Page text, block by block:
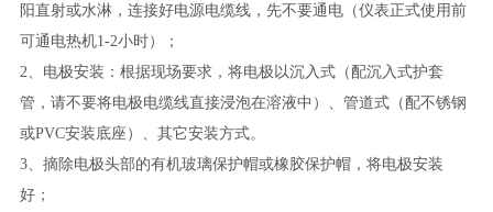
阳直射或水淋，连接好电源电缆线，先不要通电（仪表正式使用前
可通电热机1-2小时）；
2、电极安装：根据现场要求，将电极以沉入式（配沉入式护套
管，请不要将电极电缆线直接浸泡在溶液中）、管道式（配不锈钢
或PVC安装底座）、其它安装方式。
3、摘除电极头部的有机玻璃保护帽或橡胶保护帽，将电极安装
好；